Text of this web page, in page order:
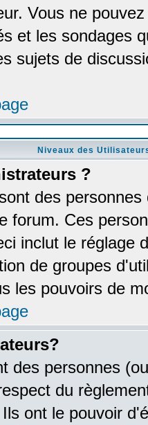
Vous ne
et les sondages
sujets de
Niveaux des
?
des
forum. Ces
inclut le réglage
de groupes
les pouvoirs de
des personnes
du
ont le pouvoir